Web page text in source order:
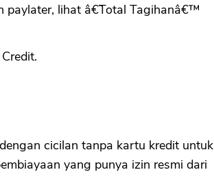
paylater, lihat â€˜Total Tagihanâ€™
cicilan tanpa kartu kredit untuk
yang punya izin resmi dari
OK
CANCEL